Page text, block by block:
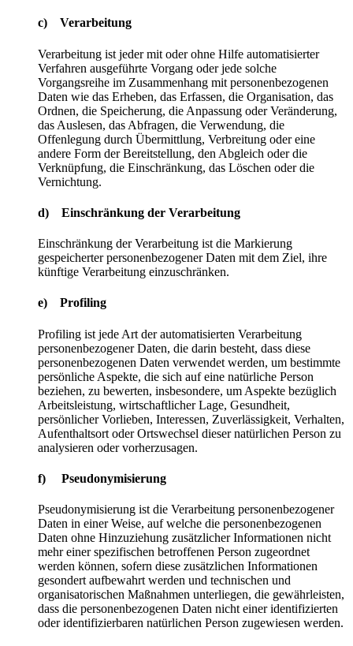
c) Verarbeitung
Verarbeitung ist jeder mit oder ohne Hilfe automatisierter
Verfahren ausgeführte Vorgang oder jede solche
Vorgangsreihe im Zusammenhang mit personenbezogenen
Daten wie das Erheben, das Erfassen, die Organisation, das
Ordnen, die Speicherung, die Anpassung oder Veränderung,
das Auslesen, das Abfragen, die Verwendung, die
Offenlegung durch Übermittlung, Verbreitung oder eine
andere Form der Bereitstellung, den Abgleich oder die
Verknüpfung, die Einschränkung, das Löschen oder die
Vernichtung.
d) Einschränkung der Verarbeitung
Einschränkung der Verarbeitung ist die Markierung
gespeicherter personenbezogener Daten mit dem Ziel, ihre
künftige Verarbeitung einzuschränken.
e) Profiling
Profiling ist jede Art der automatisierten Verarbeitung
personenbezogener Daten, die darin besteht, dass diese
personenbezogenen Daten verwendet werden, um bestimmte
persönliche Aspekte, die sich auf eine natürliche Person
beziehen, zu bewerten, insbesondere, um Aspekte bezüglich
Arbeitsleistung, wirtschaftlicher Lage, Gesundheit,
persönlicher Vorlieben, Interessen, Zuverlässigkeit, Verhalten,
Aufenthaltsort oder Ortswechsel dieser natürlichen Person zu
analysieren oder vorherzusagen.
f) Pseudonymisierung
Pseudonymisierung ist die Verarbeitung personenbezogener
Daten in einer Weise, auf welche die personenbezogenen
Daten ohne Hinzuziehung zusätzlicher Informationen nicht
mehr einer spezifischen betroffenen Person zugeordnet
werden können, sofern diese zusätzlichen Informationen
gesondert aufbewahrt werden und technischen und
organisatorischen Maßnahmen unterliegen, die gewährleisten,
dass die personenbezogenen Daten nicht einer identifizierten
oder identifizierbaren natürlichen Person zugewiesen werden.